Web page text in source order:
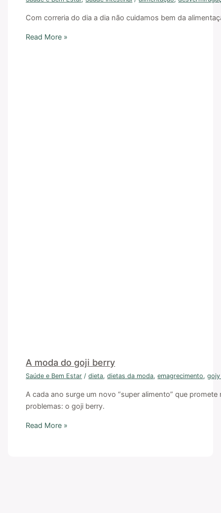
Com correria do dia a dia não cuidamos bem da
Read More »
A moda do goji berry
Saúde e Bem Estar /dieta,dietas da moda,emagrecimento,
A cada ano surge um novo “super alimento” que
problemas: o goji berry.
Read More »